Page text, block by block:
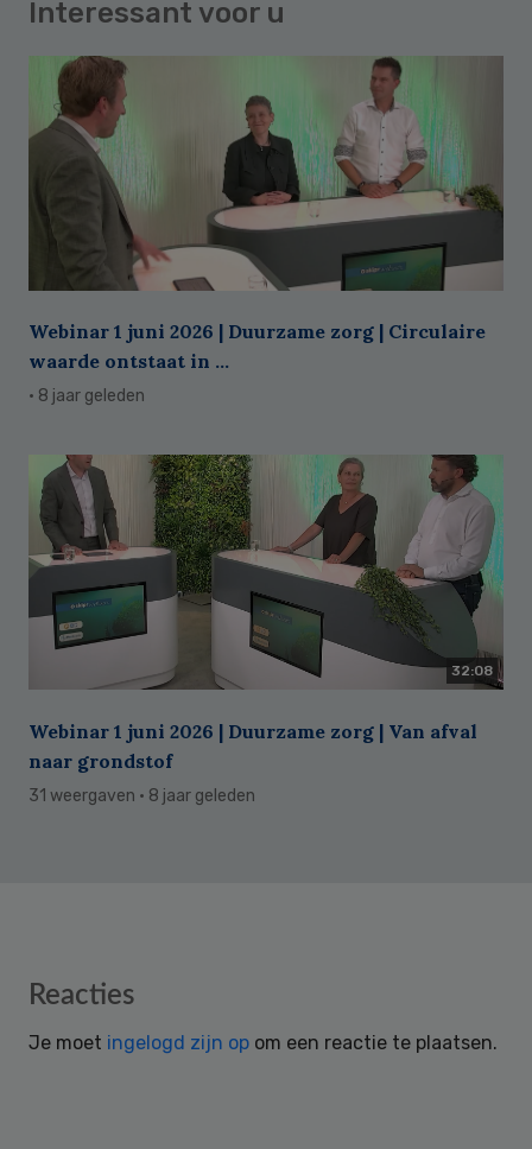
Interessant voor u
Webinar 1 juni 2026 | Duurzame zorg | Circulaire
waarde ontstaat in ...
· 8 jaar geleden
32:08
Webinar 1 juni 2026 | Duurzame zorg | Van afval
naar grondstof
31 weergaven · 8 jaar geleden
Reader
Reacties
Je moet ingelogd zijn op om een reactie te plaatsen.